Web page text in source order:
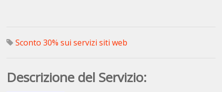
Sconto 30% sui servizi siti web
Descrizione del Servizio: